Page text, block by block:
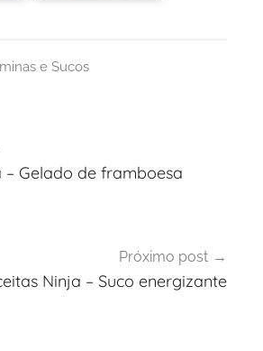
e Sucos
– Gelado de framboesa
Próximo post
Ninja – Suco energizante